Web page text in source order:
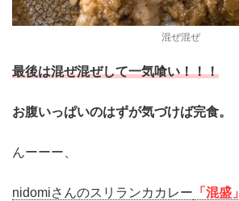
混ぜ混ぜ
最後は混ぜ混ぜして一気喰い！！！
お腹いっぱいのはずが気づけば完食。
んーーー、
nidomiさんのスリランカカレー 「混盛」